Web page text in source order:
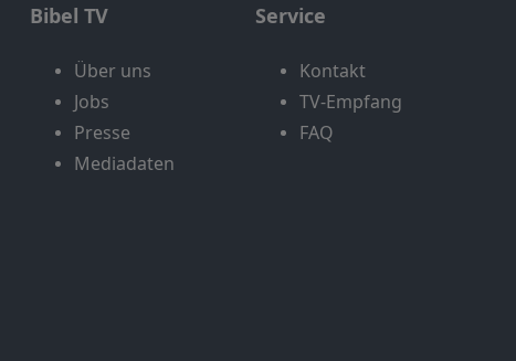
Bibel TV
Über uns
Jobs
Presse
Mediadaten
Service
Kontakt
TV-Empfang
FAQ